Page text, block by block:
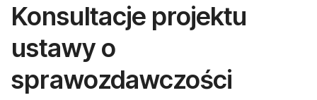
Konsultacje projektu
ustawy o
sprawozdawczości